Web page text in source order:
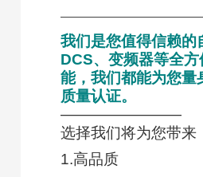
我们是您值得信赖的
DCS、变频器等全
能，我们都能为您量
质量认证。
————————
选择我们将为您带来
1.高品质